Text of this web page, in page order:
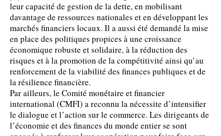
leur capacité de gestion de la dette, en mobilisant
davantage de ressources nationales et en développant les
marchés financiers locaux. Il a aussi été demandé la mise
en place des politiques propices à une croissance
économique robuste et solidaire, à la réduction des
risques et à la promotion de la compétitivité ainsi qu’au
renforcement de la viabilité des finances publiques et de
la résilience financière.
Par ailleurs, le Comité monétaire et financier
international (CMFI) a reconnu la nécessite d’intensifier
le dialogue et l’action sur le commerce. Les dirigeants de
l’économie et des finances du monde entier se sont